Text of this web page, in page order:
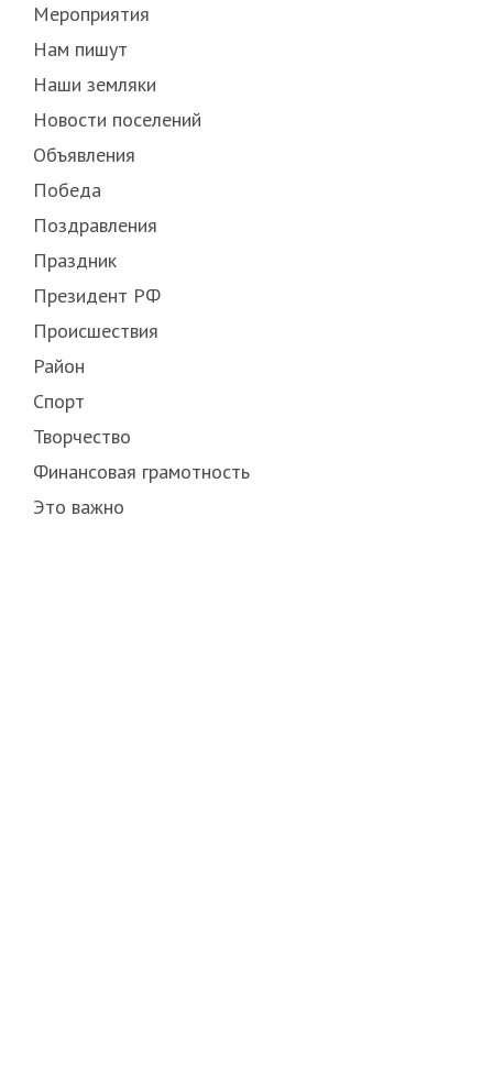
Мероприятия
Нам пишут
Наши земляки
Новости поселений
Объявления
Победа
Поздравления
Праздник
Президент РФ
Происшествия
Район
Спорт
Творчество
Финансовая грамотность
Это важно